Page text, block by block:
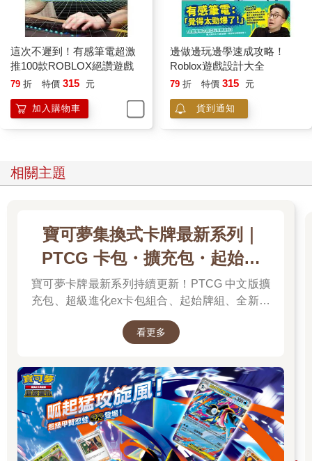
這次不遲到！有感筆電超激
推100款ROBLOX絕讚遊戲
79 折 特價 315 元
加入購物車
邊做邊玩邊學速成攻略！
Roblox遊戲設計大全
79 折 特價 315 元
貨到通知
相關主題
寶可夢集換式卡牌最新系列｜
PTCG 卡包・擴充包・起始牌
組．最新卡牌＆組合一次看
寶可夢卡牌最新系列持續更新！PTCG 中文版擴
充包、超級進化ex卡包組合、起始牌組、全新周
看更多